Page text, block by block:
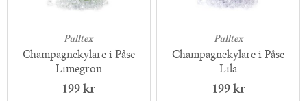
Pulltex
Champagnekylare i Påse
Limegrön
199 kr
Pulltex
Champagnekylare i Påse
Lila
199 kr